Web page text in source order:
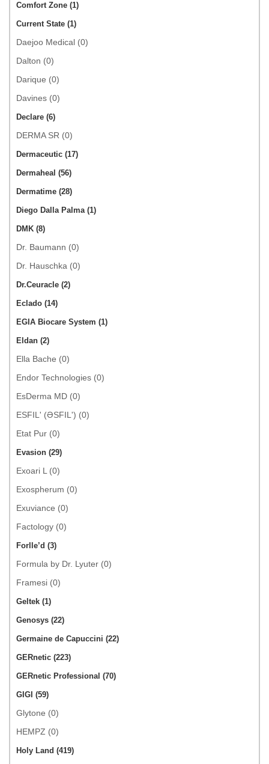
Comfort Zone (1)
Current State (1)
Daejoo Medical (0)
Dalton (0)
Darique (0)
Davines (0)
Declare (6)
DERMA SR (0)
Dermaceutic (17)
Dermaheal (56)
Dermatime (28)
Diego Dalla Palma (1)
DMK (8)
Dr. Baumann (0)
Dr. Hauschka (0)
Dr.Ceuracle (2)
Eclado (14)
EGIA Biocare System (1)
Eldan (2)
Ella Bache (0)
Endor Technologies (0)
EsDerma MD (0)
ESFIL' (ƏSFIL') (0)
Etat Pur (0)
Evasion (29)
Exoari L (0)
Exospherum (0)
Exuviance (0)
Factology (0)
Forlle’d (3)
Formula by Dr. Lyuter (0)
Framesi (0)
Geltek (1)
Genosys (22)
Germaine de Capuccini (22)
GERnetic (223)
GERnetic Professional (70)
GIGI (59)
Glytone (0)
HEMPZ (0)
Holy Land (419)